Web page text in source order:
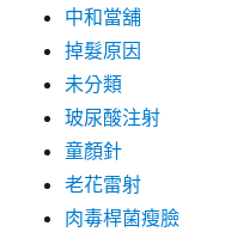
中和當舖
掉髮原因
未分類
玻尿酸注射
童顏針
老花雷射
肉毒桿菌瘦臉